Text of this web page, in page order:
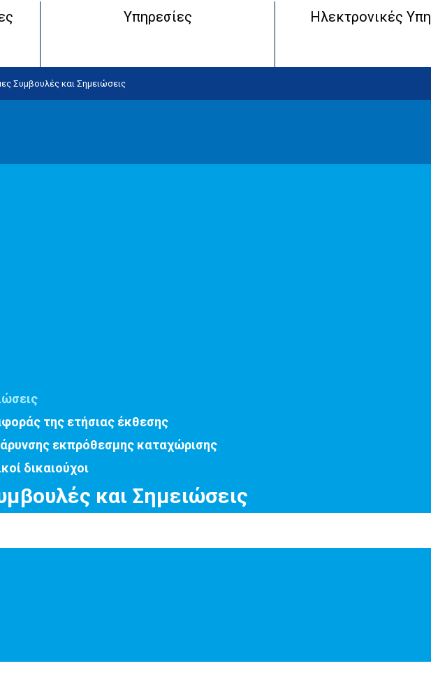
Μητρώο Πραγματικών Δικαιούχων
Υπηρεσίες Ηλεκτρονικές
Συμβουλές και Σημειώσεις
της ετήσιας έκθεσης
εκπρόθεσμης καταχώρισης
δικαιούχοι
και Σημειώσεις